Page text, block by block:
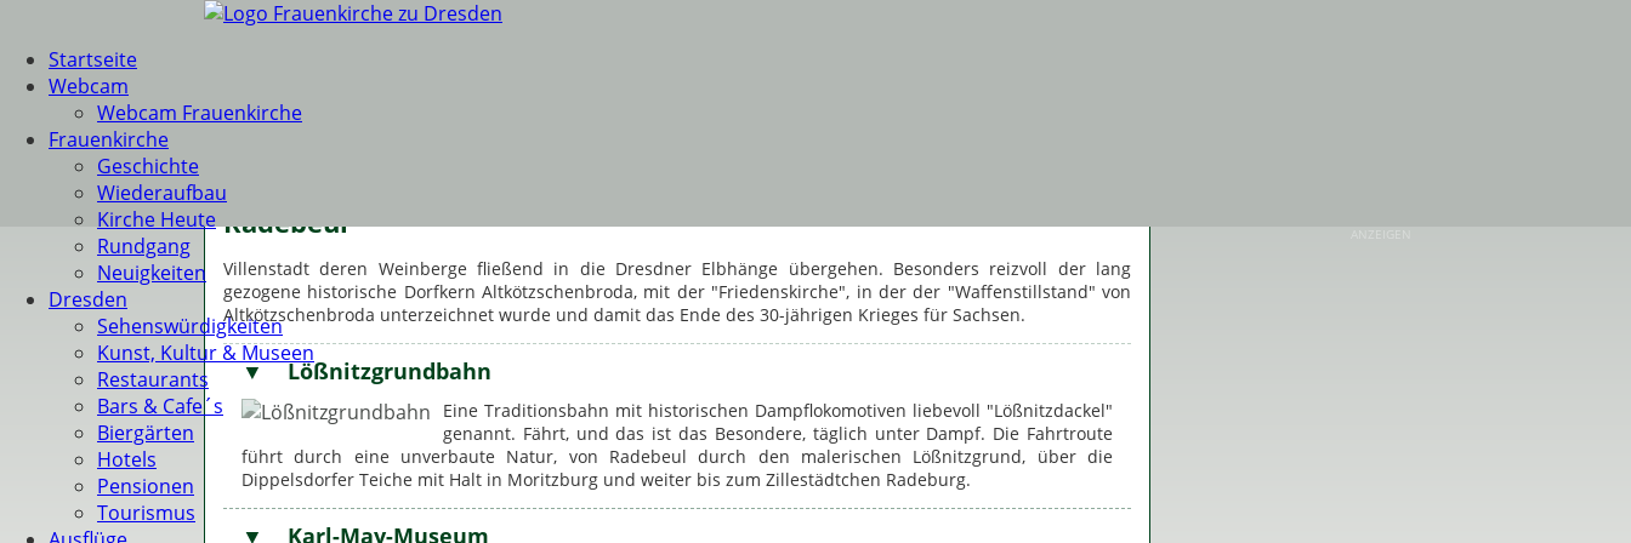
Startseite
Webcam
Webcam Frauenkirche
Frauenkirche
Geschichte
Wiederaufbau
Kirche Heute
Rundgang
Neuigkeiten
Dresden
Sehenswürdigkeiten
Kunst, Kultur & Museen
Restaurants
Bars & Cafe´s
Biergärten
Hotels
Pensionen
Tourismus
Radebeul
Villenstadt deren Weinberge fließend in die Dresdner Elbhänge übergehen. Besonders reizvoll der lang
gezogene historische Dorfkern Altkötzschenbroda, mit der "Friedenskirche", in der der "Waffenstillstand" von
Altkötzschenbroda unterzeichnet wurde und damit das Ende des 30-jährigen Krieges für Sachsen.
Lößnitzgrundbahn
Eine Traditionsbahn mit historischen Dampflokomotiven liebevoll "Lößnitzdackel"
genannt. Fährt, und das ist das Besondere, täglich unter Dampf. Die Fahrtroute
führt durch eine unverbaute Natur, von Radebeul durch den malerischen Lößnitzgrund, über die